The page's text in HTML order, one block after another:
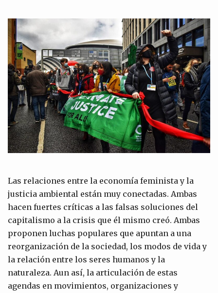
Las relaciones entre la economía feminista y la
justicia ambiental están muy conectadas. Ambas
hacen fuertes críticas a las falsas soluciones del
capitalismo a la crisis que él mismo creó. Ambas
proponen luchas populares que apuntan a una
reorganización de la sociedad, los modos de vida y
la relación entre los seres humanos y la
naturaleza. Aun así, la articulación de estas
agendas en movimientos, organizaciones y